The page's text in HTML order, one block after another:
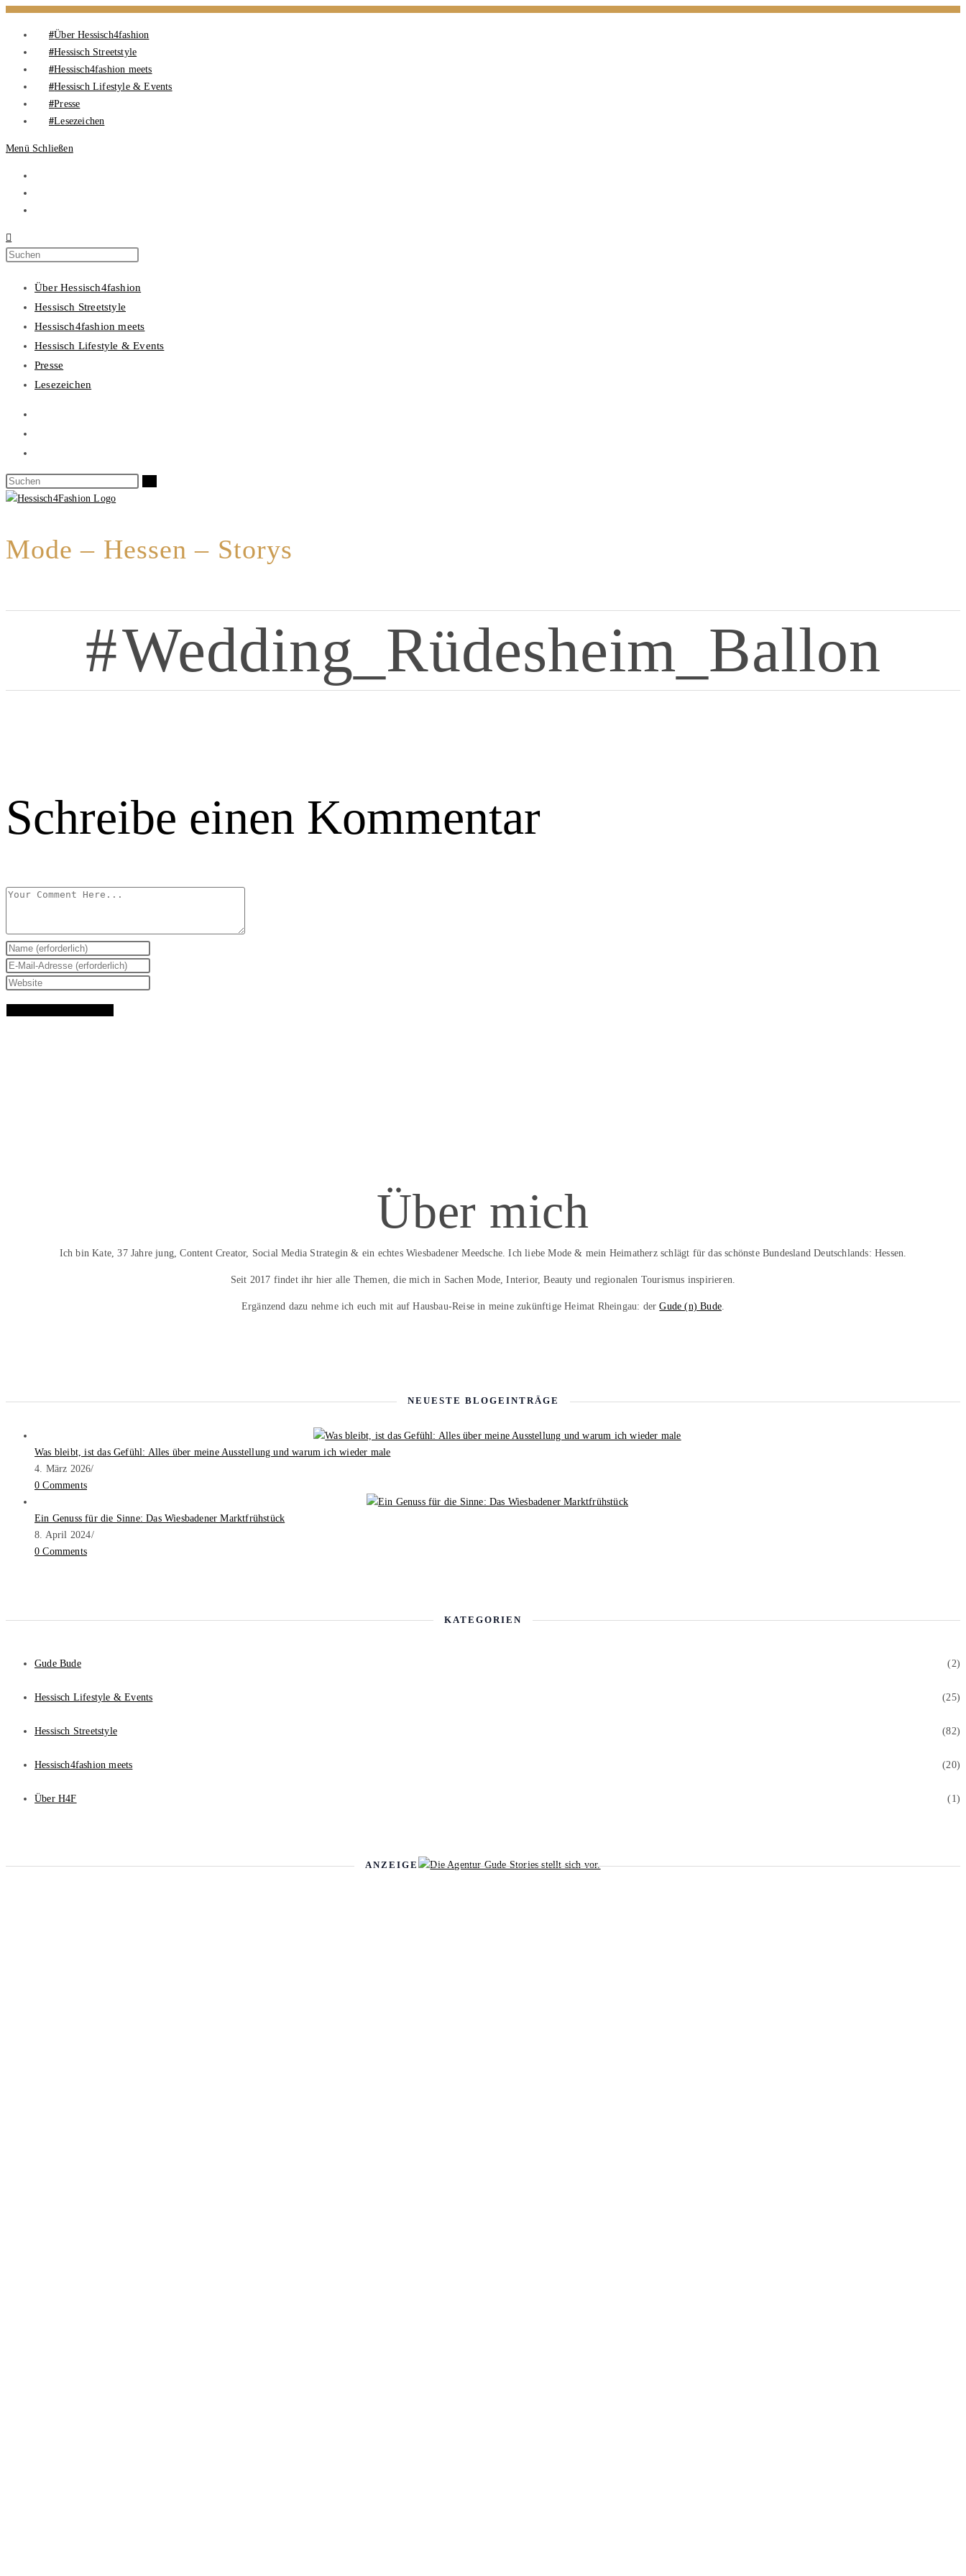
Über Hessisch4fashion
Hessisch Streetstyle
Hessisch4fashion meets
Hessisch Lifestyle & Events
Presse
Lesezeichen
Menü Schließen
Über Hessisch4fashion
Hessisch Streetstyle
Hessisch4fashion meets
Hessisch Lifestyle & Events
Presse
Lesezeichen
Mode – Hessen – Storys
Wedding_Rüdesheim_Ballon
Schreibe einen Kommentar
Über mich
Ich bin Kate, 37 Jahre jung, Content Creator, Social Media Strategin & ein echtes Wiesbadener Meedsche. Ich liebe Mode & mein Heimatherz schlägt für das schönste Bundesland Deutschlands: Hessen.
Seit 2017 findet ihr hier alle Themen, die mich in Sachen Mode, Interior, Beauty und regionalen Tourismus inspirieren.
Ergänzend dazu nehme ich euch mit auf Hausbau-Reise in meine zukünftige Heimat Rheingau: derGude (n) Bude
NEUESTE BLOGEINTRÄGE
Was bleibt, ist das Gefühl: Alles über meine Ausstellung und warum ich wieder male
4. März 2026/
0 Comments
Ein Genuss für die Sinne: Das Wiesbadener Marktfrühstück
8. April 2024/
0 Comments
KATEGORIEN
Gude Bude (2)
Hessisch Lifestyle & Events (25)
Hessisch Streetstyle (82)
Hessisch4fashion meets (20)
Über H4F (1)
ANZEIGE